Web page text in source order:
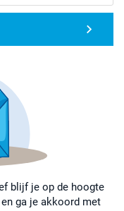
blijf je op de hoogte
ga je akkoord met